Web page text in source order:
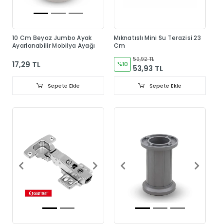
10 Cm Beyaz Jumbo Ayak
Ayarlanabilir Mobilya Ayağı
17,29 TL
Sepete Ekle
Mıknatıslı Mini Su Terazisi 23
Cm
%10
59,92 TL
53,93 TL
Sepete Ekle